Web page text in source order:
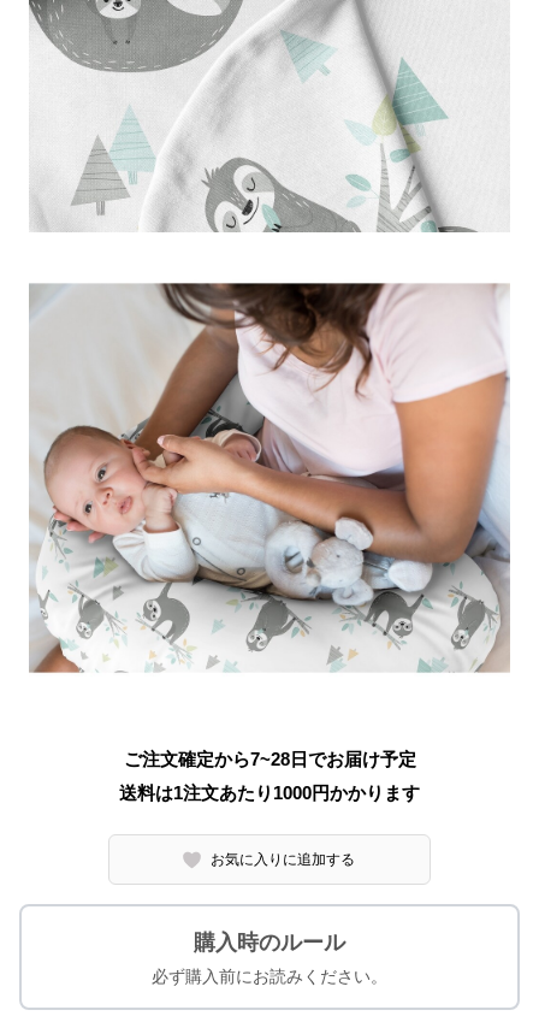
ご注文確定から7~28日でお届け予定
送料は1注文あたり 1000円かかります
お気に入りに追加する
購入時のルール
必ず購入前にお読みください。